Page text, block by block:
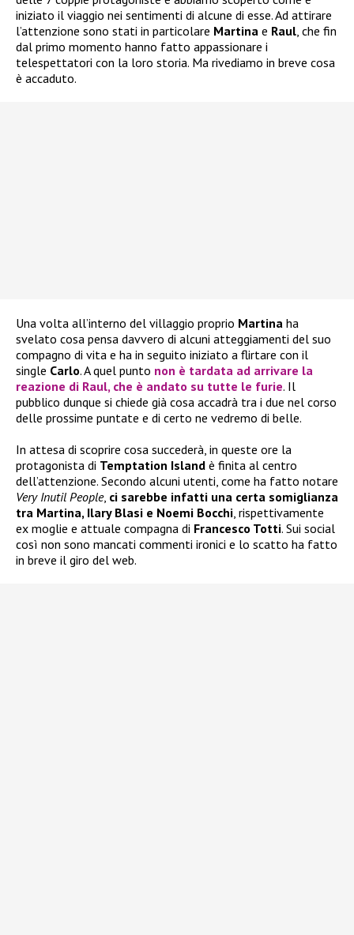
iniziato il viaggio nei sentimenti di alcune di esse. Ad attirare
l’attenzione sono stati in particolare Martina e Raul, che fin
dal primo momento hanno fatto appassionare i
telespettatori con la loro storia. Ma rivediamo in breve cosa
è accaduto.
Una volta all’interno del villaggio proprio Martina ha
svelato cosa pensa davvero di alcuni atteggiamenti del suo
compagno di vita e ha in seguito iniziato a flirtare con il
single Carlo. A quel punto non è tardata ad arrivare la
reazione di Raul, che è andato su tutte le furie. Il
pubblico dunque si chiede già cosa accadrà tra i due nel corso
delle prossime puntate e di certo ne vedremo di belle.
In attesa di scoprire cosa succederà, in queste ore la
protagonista di Temptation Island è finita al centro
dell’attenzione. Secondo alcuni utenti, come ha fatto notare
Very Inutil People, ci sarebbe infatti una certa somiglianza
tra Martina, Ilary Blasi e Noemi Bocchi, rispettivamente
ex moglie e attuale compagna di Francesco Totti. Sui social
così non sono mancati commenti ironici e lo scatto ha fatto
in breve il giro del web.